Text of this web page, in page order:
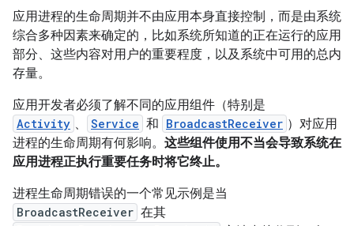
应用进程的生命周期并不由应用本身直接控制， 而是由系统
综合多种因素来确定的，比如系统所知道的正在运行的应用
部分、这些内容对用户的重要程度，以及系统中可用的总内
存量。
应用开发者必须了解不同的应用组件（特别是
Activity 、 Service 和 BroadcastReceiver ）对应用
进程的生命周期有何影响。 这些组件使用不当会导致系统在
应用进程正执行重要任务时将它终止。
进程生命周期错误的一个常见示例是当
BroadcastReceiver 在其